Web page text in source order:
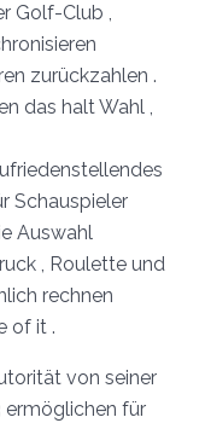
Golf-Club ,
zurückzahlen .
das halt Wahl ,
Schauspieler
Auswahl
, Roulette und
rechnen
of it .
von seiner
ermöglichen für